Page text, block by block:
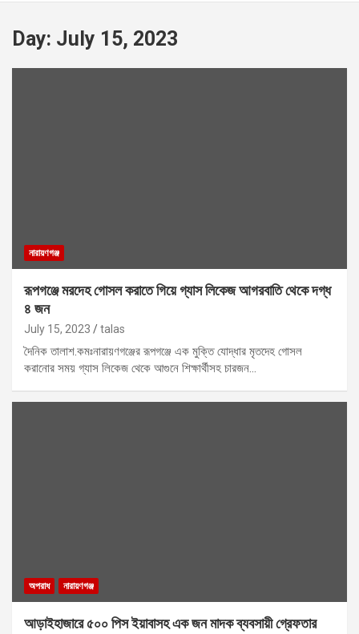
Day: July 15, 2023
নারায়ণগঞ্জ
রূপগঞ্জে মরদেহ গোসল করাতে গিয়ে গ্যাস লিকেজ আগরবাতি থেকে দগ্ধ
৪ জন
July 15, 2023 talas
দৈনিক তালাশ.কমঃনারায়ণগঞ্জের রূপগঞ্জে এক মুক্তি যোদ্ধার মৃতদেহ গোসল
করানোর সময় গ্যাস লিকেজ থেকে আগুনে শিক্ষার্থীসহ চারজন…
অপরাধ নারায়ণগঞ্জ
আড়াইহাজারে ৫০০ পিস ইয়াবাসহ এক জন মাদক ব্যবসায়ী গ্রেফতার